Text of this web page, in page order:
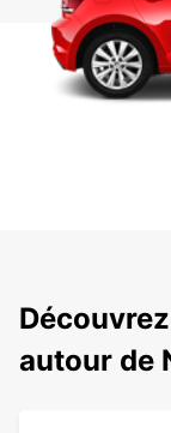
autour de